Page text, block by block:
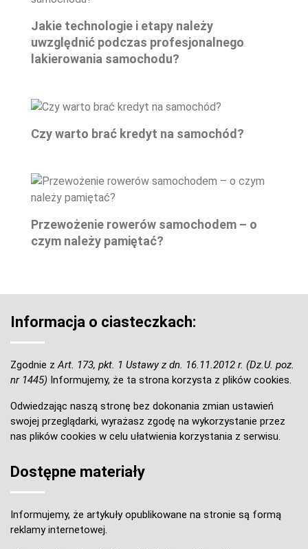
Jakie technologie i etapy należy
uwzględnić podczas profesjonalnego
lakierowania samochodu?
Czy warto brać kredyt na samochód?
Przewożenie rowerów samochodem – o
czym należy pamiętać?
Informacja o ciasteczkach:
Zgodnie zArt. 173, pkt. 1 Ustawy z dn. 16.11.2012 r. (Dz.U. poz.
nr 1445) Informujemy, że ta strona korzysta z plików cookies.
Odwiedzając naszą stronę bez dokonania zmian ustawień
swojej przeglądarki, wyrażasz zgodę na wykorzystanie przez
nas plików cookies w celu ułatwienia korzystania z serwisu.
Dostępne materiały
Informujemy, że artykuły opublikowane na stronie są formą
reklamy internetowej.